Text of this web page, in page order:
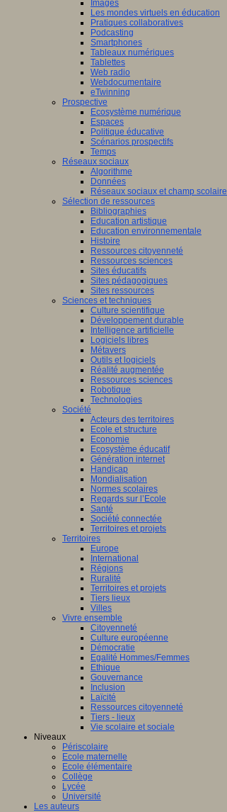
Images
Les mondes virtuels en éducation
Pratiques collaboratives
Podcasting
Smartphones
Tableaux numériques
Tablettes
Web radio
Webdocumentaire
eTwinning
Prospective
Ecosystème numérique
Espaces
Politique éducative
Scénarios prospectifs
Temps
Réseaux sociaux
Algorithme
Données
Réseaux sociaux et champ scolaire
Sélection de ressources
Bibliographies
Education artistique
Education environnementale
Histoire
Ressources citoyenneté
Ressources sciences
Sites éducatifs
Sites pédagogiques
Sites ressources
Sciences et techniques
Culture scientifique
Développement durable
Intelligence artificielle
Logiciels libres
Métavers
Outils et logiciels
Réalité augmentée
Ressources sciences
Robotique
Technologies
Société
Acteurs des territoires
Ecole et structure
Economie
Ecosystème éducatif
Génération internet
Handicap
Mondialisation
Normes scolaires
Regards sur l’Ecole
Santé
Société connectée
Territoires et projets
Territoires
Europe
International
Régions
Ruralité
Territoires et projets
Tiers lieux
Villes
Vivre ensemble
Citoyenneté
Culture européenne
Démocratie
Egalité Hommes/Femmes
Ethique
Gouvernance
Inclusion
Laïcité
Ressources citoyenneté
Tiers - lieux
Vie scolaire et sociale
Niveaux
Périscolaire
Ecole maternelle
Ecole élémentaire
Collège
Lycée
Université
Les auteurs